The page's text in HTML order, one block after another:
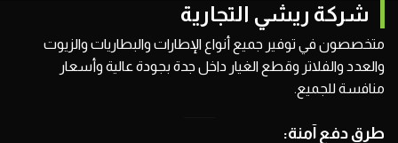
شركة ريشي التجارية
متخصصون في توفير جميع أنواع الإطارات والبطاريات والزيوت
والعدد والفلاتر وقطع الغيار داخل جدة بجودة عالية وأسعار
منافسة للجميع.
طرق دفع آمنة: